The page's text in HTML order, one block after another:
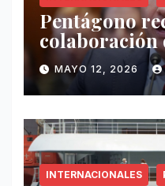
Pentágono
colaboración
exige mayor
antidrogas
MAYO 12, 2026
INTERNACIONALES